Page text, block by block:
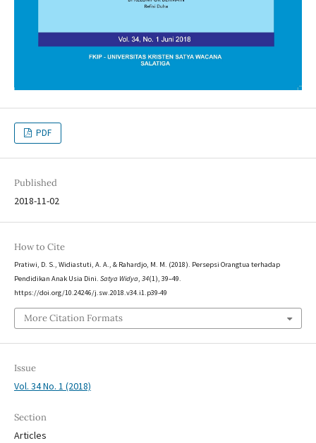
PDF
Published
2018-11-02
How to Cite
Pratiwi, D. S., Widiastuti, A. A., & Rahardjo, M. M. (2018). Persepsi Orangtua terhadap
Pendidikan Anak Usia Dini. Satya Widya, 34(1), 39–49.
https://doi.org/10.24246/j.sw.2018.v34.i1.p39-49
More Citation Formats
Issue
Vol. 34 No. 1 (2018)
Section
Articles